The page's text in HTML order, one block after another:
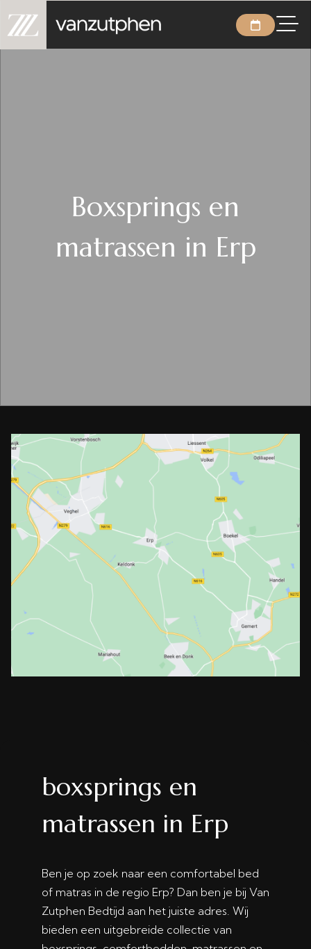
Boxsprings en
matrassen in Erp
boxsprings en
matrassen in Erp
Ben je op zoek naar een comfortabel bed
of matras in de regio Erp? Dan ben je bij Van
Zutphen Bedtijd aan het juiste adres. Wij
bieden een uitgebreide collectie van